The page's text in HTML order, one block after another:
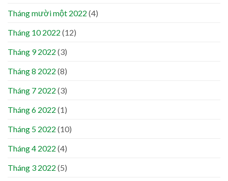
Tháng mười một 2022 (4)
Tháng 10 2022 (12)
Tháng 9 2022 (3)
Tháng 8 2022 (8)
Tháng 7 2022 (3)
Tháng 6 2022 (1)
Tháng 5 2022 (10)
Tháng 4 2022 (4)
Tháng 3 2022 (5)